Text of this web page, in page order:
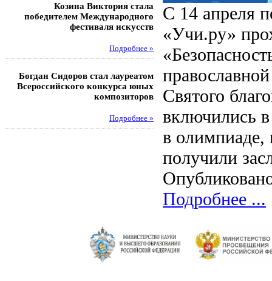
Козина Виктория стала
победителем Международного
фестиваля искусств
Подробнее »
Богдан Сидоров стал лауреатом
Всероссийского конкурса юных
композиторов
Подробнее »
Музафаров Пётр стал
турнира
победителями
конкурса «За
С 14 апреля
«Учи.ру»
Святого
включились
в олимпиаде,
получили
Подробнее ...